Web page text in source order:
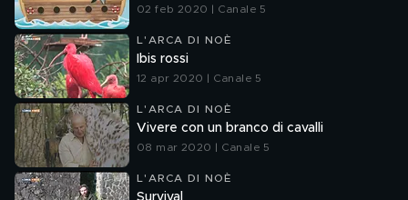
02 feb 2020 | Canale 5
L'ARCA DI NOÈ
Ibis rossi
12 apr 2020 | Canale 5
L'ARCA DI NOÈ
Vivere con un branco di cavalli
08 mar 2020 | Canale 5
L'ARCA DI NOÈ
Survival